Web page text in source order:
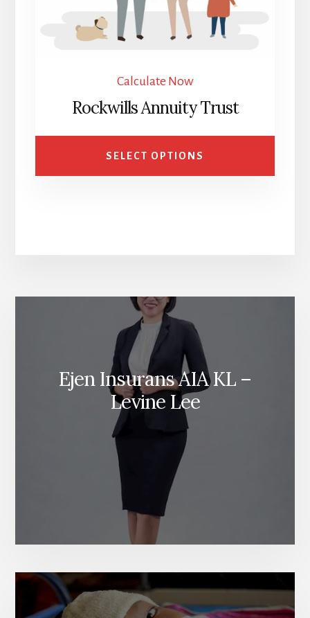
Calculate Now
Rockwills Annuity Trust
SELECT OPTIONS
Ejen Insurans AIA KL –
Levine Lee